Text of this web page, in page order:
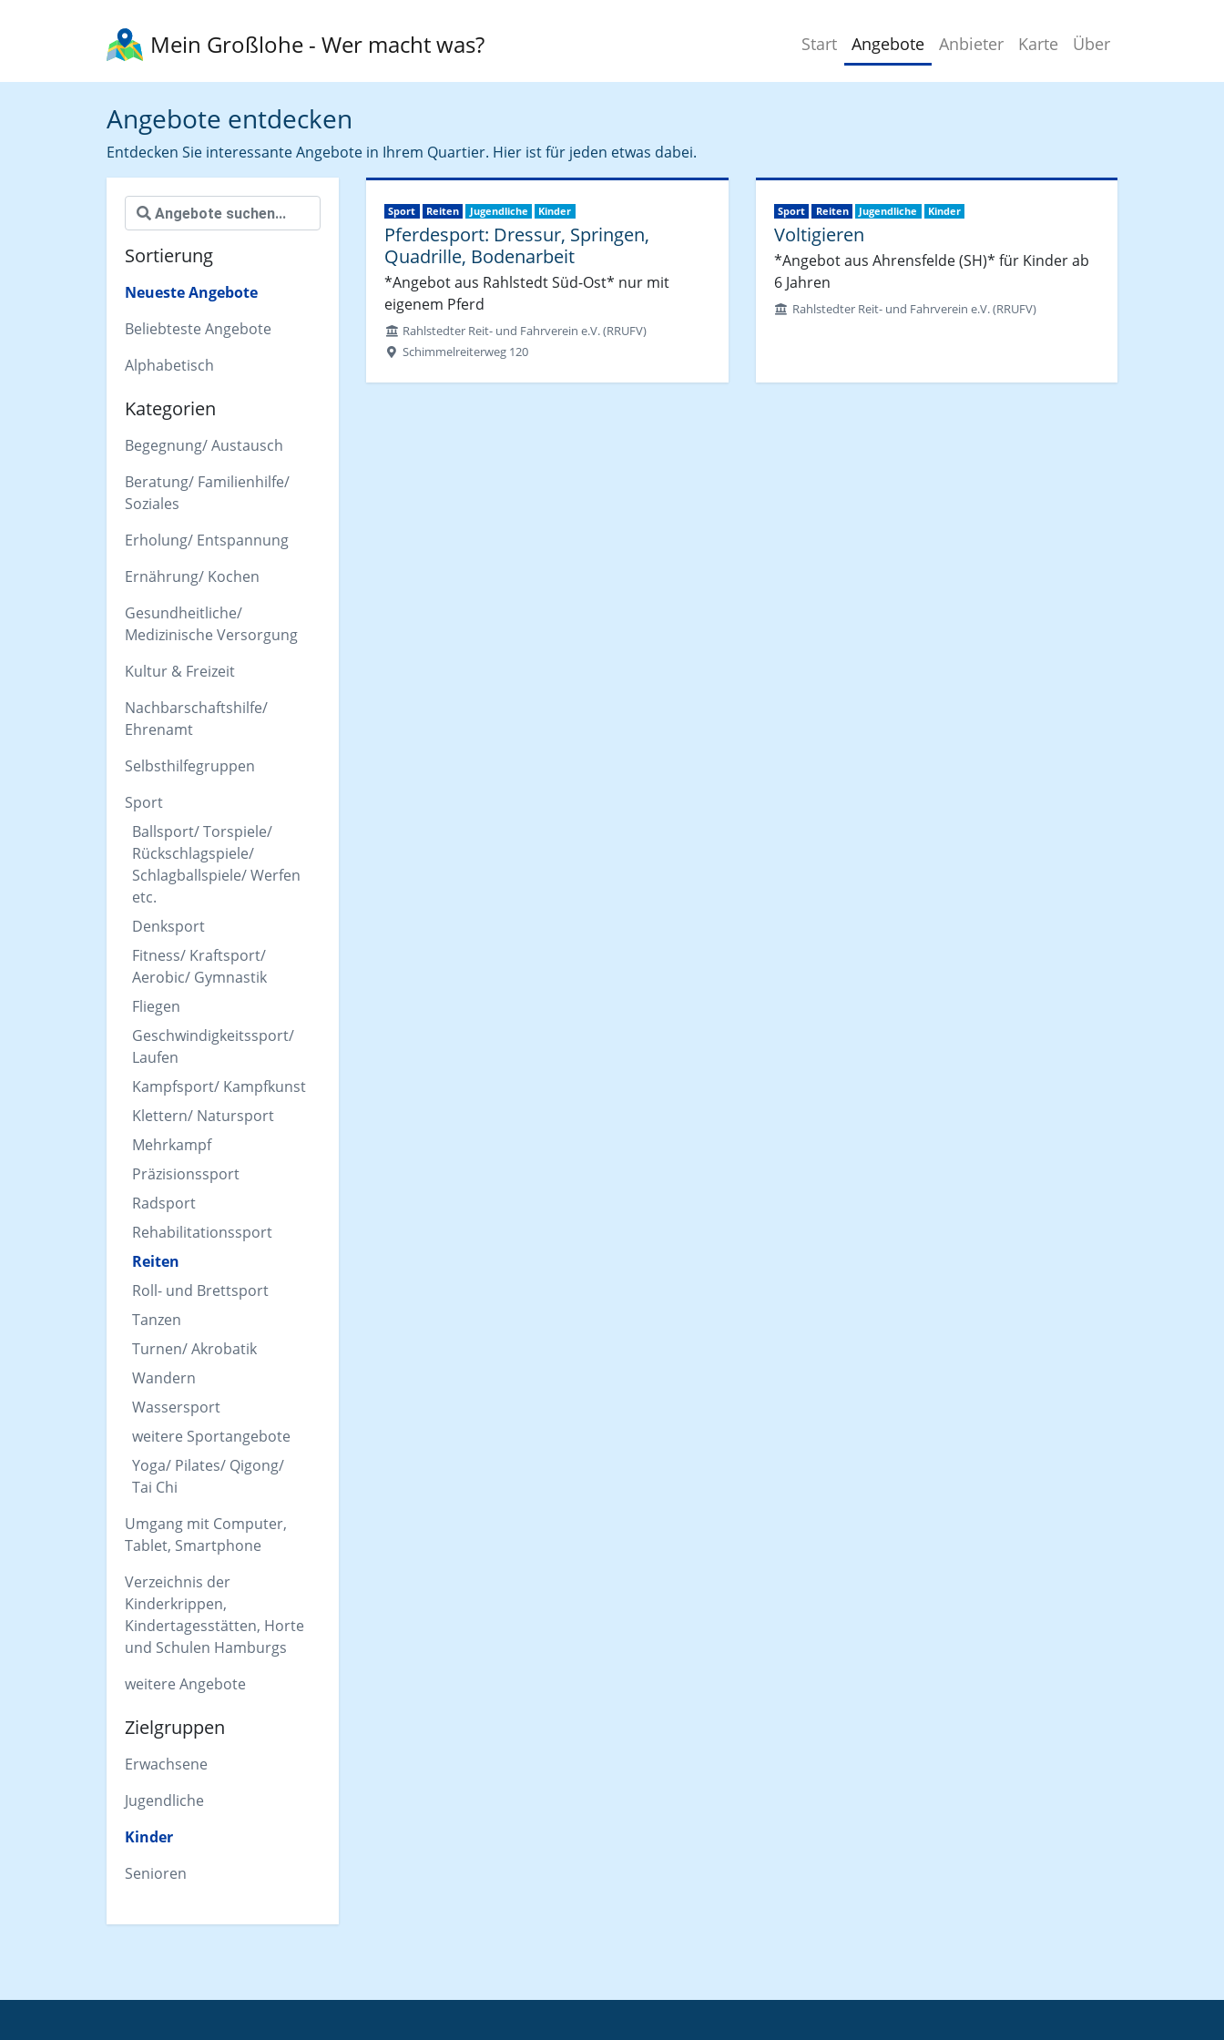
Mein Großlohe - Wer macht was? Start Angebote Anbieter Karte Über
Angebote entdecken
Entdecken Sie interessante Angebote in Ihrem Quartier. Hier ist für jeden etwas dabei.
Sortierung
Neueste Angebote
Beliebteste Angebote
Alphabetisch
Kategorien
Begegnung/ Austausch
Beratung/ Familienhilfe/
Soziales
Erholung/ Entspannung
Ernährung/ Kochen
Gesundheitliche/
Medizinische Versorgung
Kultur & Freizeit
Nachbarschaftshilfe/
Ehrenamt
Selbsthilfegruppen
Sport
Ballsport/ Torspiele/
Rückschlagspiele/
Schlagballspiele/ Werfen
etc.
Denksport
Fitness/ Kraftsport/
Aerobic/ Gymnastik
Fliegen
Geschwindigkeitssport/
Laufen
Kampfsport/ Kampfkunst
Klettern/ Natursport
Mehrkampf
Präzisionssport
Radsport
Rehabilitationssport
Reiten
Roll- und Brettsport
Tanzen
Turnen/ Akrobatik
Wandern
Wassersport
weitere Sportangebote
Yoga/ Pilates/ Qigong/
Tai Chi
Umgang mit Computer,
Tablet, Smartphone
Verzeichnis der
Kinderkrippen,
Kindertagesstätten, Horte
und Schulen Hamburgs
weitere Angebote
Zielgruppen
Erwachsene
Jugendliche
Kinder
Senioren
Sport Reiten Jugendliche Kinder
Pferdesport: Dressur, Springen,
Quadrille, Bodenarbeit
*Angebot aus Rahlstedt Süd-Ost* nur mit
eigenem Pferd
Rahlstedter Reit- und Fahrverein e.V. (RRUFV)
Schimmelreiterweg 120
Sport Reiten Jugendliche Kinder
Voltigieren
*Angebot aus Ahrensfelde (SH)* für Kinder ab
6 Jahren
Rahlstedter Reit- und Fahrverein e.V. (RRUFV)